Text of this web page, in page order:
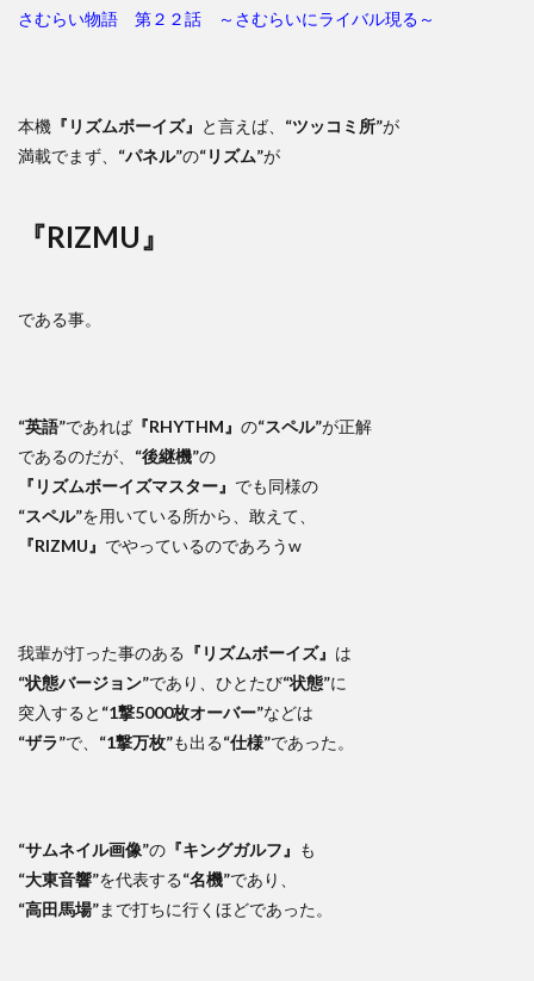
さむらい物語 第２２話 ～さむらいにライバル現る～
本機 『リズムボーイズ』 と言えば、 “ツッコミ所”が
満載でまず、 “パネル”の“リズム”が
『RIZMU』
である事。
“英語”であれば 『RHYTHM』 の“スペル”が正解
であるのだが、 “後継機”の
『リズムボーイズマスター』 でも同様の
“スペル”を用いている所から、敢えて、
『RIZMU』 でやっているのであろうw
我輩が打った事のある 『リズムボーイズ』 は
“状態バージョン”であり、ひとたび“状態”に
突入すると “1撃5000枚オーバー”などは
“ザラ”で、 “1撃万枚”も出る“仕様”であった。
“サムネイル画像”の 『キングガルフ』 も
“大東音響”を代表する“名機”であり、
“高田馬場”まで打ちに行くほどであった。